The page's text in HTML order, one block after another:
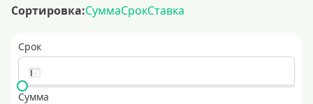
Сортировка:СуммаСрокСтавка
Срок
Сумма